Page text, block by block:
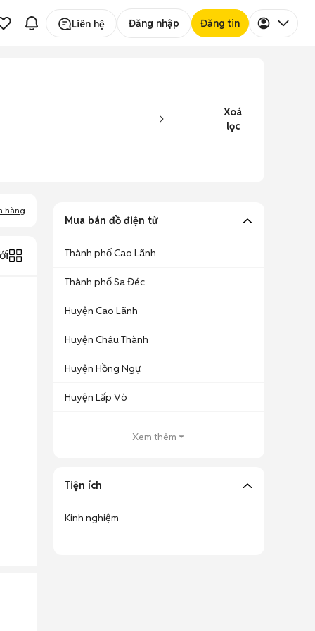
Liên hệ Đăng nhập Đăng tin
Xoá
lọc
hàng
Mua bán đồ điện tử
Thành phố Cao Lãnh
Thành phố Sa Đéc
Huyện Cao Lãnh
Huyện Châu Thành
Huyện Hồng Ngự
Huyện Lấp Vò
Xem thêm
Tiện ích
Kinh nghiệm